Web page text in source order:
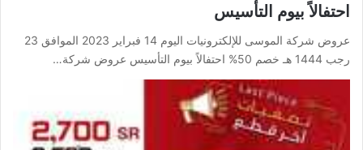
احتفالاً بيوم التأسيس
عروض شركة الموسى للإلكترونيات اليوم 14 فبراير 2023 الموافق 23
رجب 1444 هـ خصم 50% احتفالاً بيوم التأسيس عروض شركة…